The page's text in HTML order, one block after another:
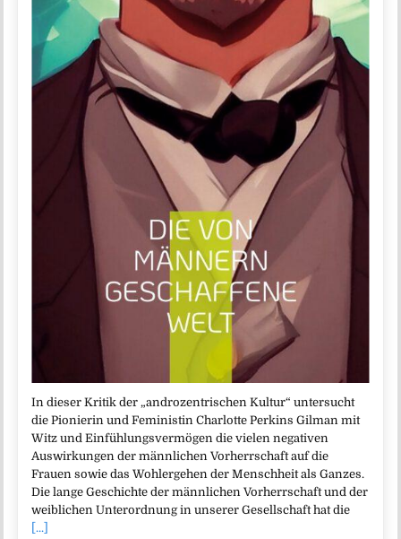
In dieser Kritik der „androzentrischen Kultur“ untersucht
die Pionierin und Feministin Charlotte Perkins Gilman mit
Witz und Einfühlungsvermögen die vielen negativen
Auswirkungen der männlichen Vorherrschaft auf die
Frauen sowie das Wohlergehen der Menschheit als Ganzes.
Die lange Geschichte der männlichen Vorherrschaft und der
weiblichen Unterordnung in unserer Gesellschaft hat die
[...]